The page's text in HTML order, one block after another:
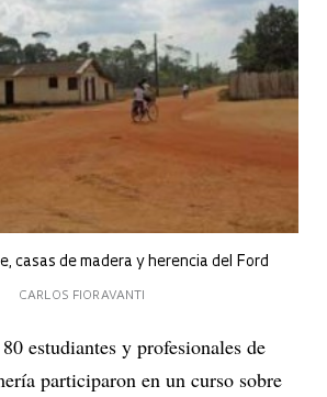
casas de madera y herencia del Ford
CARLOS FIORAVANTI
estudiantes y profesionales de
participaron en un curso sobre